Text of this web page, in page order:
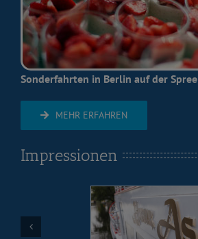
Sonderfahrten in Berlin auf der Spree
MEHR ERFAHREN
Impressionen